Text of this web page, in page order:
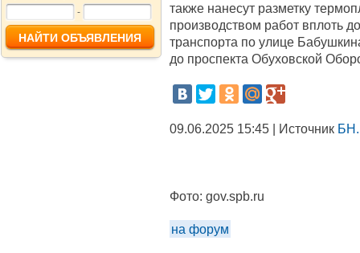
-
также нанесут разметку
производством работ вплоть
транспорта по улице
до проспекта Обуховской
09.06.2025 15:45 | Источник
Фото: gov.spb.ru
на форум